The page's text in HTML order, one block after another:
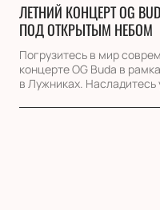
ЛЕТНИЙ КОНЦЕРТ OG
ПОД ОТКРЫТЫМ НЕБОМ
Погрузитесь в мир
концерте OG Buda в
в Лужниках. Насладитесь